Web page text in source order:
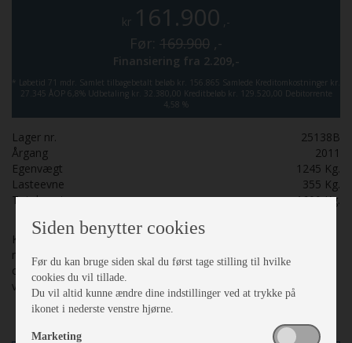
kr 161.900 ,-
Før: 169.900 ,-
Finansiering fra 2.209,-
* Løbetid 71 mdr. Samlet tilbagebetalt beløb kr. 156.865 Samlede Kreditomkostninger kr.
27.345 ÅOP 6,8% Udbetaling kr. 32.380,00 Kreditbeløb kr. 129.520,00 Debitorrente
4,58 %
Lager nr.
25138B
Årgang
2011
Egenvægt
1245 Kg.
Lasteevne
355 Kg.
Totalvægt
1600 Kg.
Kabe Briliant 470 XL KS 4 sovepladser, 4 siddepladser. Isabella 3
m commodore North, Isabella Sun Shine med front nyt, mover,
cykelstativ. Kantsyet tæpper fra Fraster. Rigtig pæn lille
vintervogn med en del udstyr.
Siden benytter cookies
Før du kan bruge siden skal du først tage stilling til hvilke
cookies du vil tillade.
Du vil altid kunne ændre dine indstillinger ved at trykke på
ikonet i nederste venstre hjørne.
Marketing